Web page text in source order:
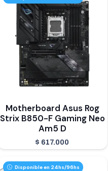
Motherboard Asus Rog
Strix B850-F Gaming Neo
Am5 D
$ 617.000
Disponible en 24hs/96hs